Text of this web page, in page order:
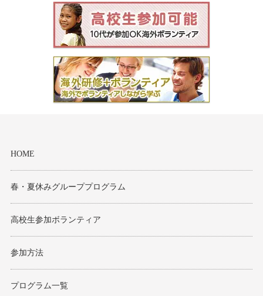
HOME
春・夏休みグループプログラム
高校生参加ボランティア
参加方法
プログラム一覧